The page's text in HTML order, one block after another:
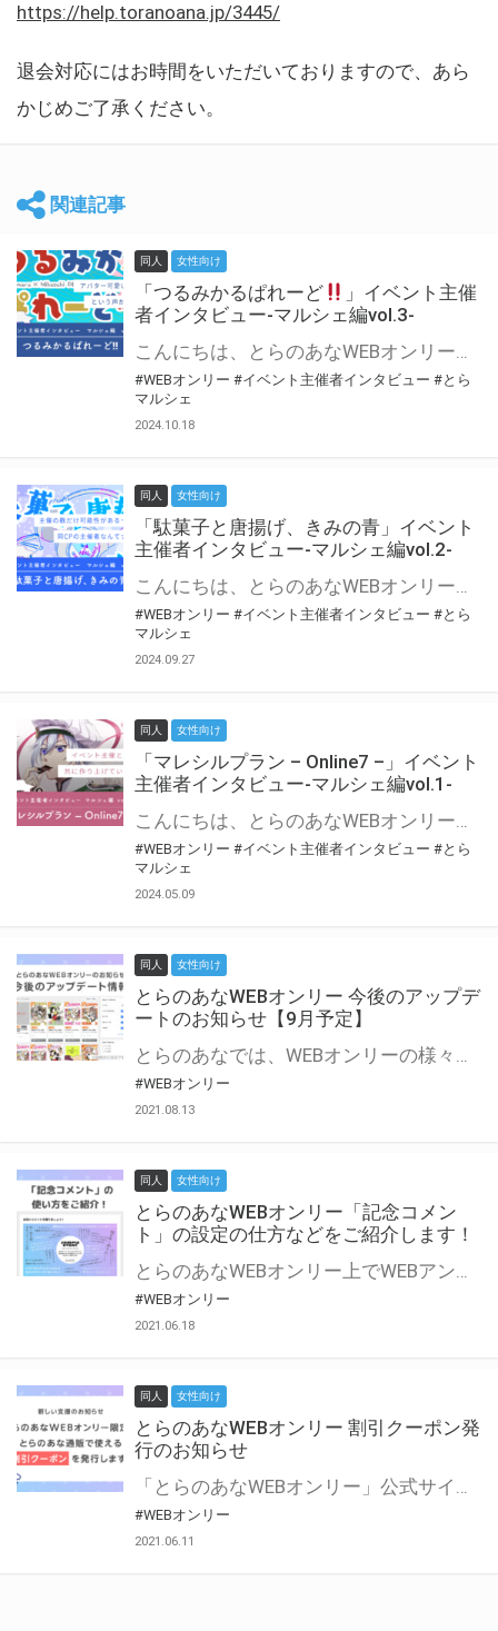
https://help.toranoana.jp/3445/
退会対応にはお時間をいただいておりますので、あら
かじめご了承ください。
関連記事
同人 女性向け
「つるみかるぱれーど
」イベント主催
者インタビュー-マルシェ編vol.3-
こんにちは、とらのあなWEBオンリー運営スタッフです。 新たにお届けする、イベント主催者インタビュー-マルシェ編-は、 とらのあなWEBオンリー「マルシェ」をご利用した主催様に 「マルシェ」を使って開催した感想や心がけをお聞きする企画です。 今回は、WEBオンリー初開催「つるみかるぱれーど
#WEBオンリー #イベント主催者インタビュー #とら
マルシェ
2024.10.18
同人 女性向け
「駄菓子と唐揚げ、きみの青」イベント
主催者インタビュー-マルシェ編vol.2-
こんにちは、とらのあなWEBオンリー運営スタッフです。 新たにお届けする、イベント主催者インタビュー-マルシェ編-は、 とらのあなWEBオンリー「マルシェ」をご利用の主催様に 「マルシェ」を使ってイベントを開催した感想や心がけをお聞きする企画です。 今回は、WEBオンリー初開催「駄菓子と唐揚げ、きみの青」より、 主催のぎこ六屋様にお話を伺いました。 協力：ぎこ六屋様／イベント公式Twitter（@krkgwks） とらのあなWEBオンリー「マルシェ」とは？ WEBオンリーでリアルタイムでコミュニケーションがとれるオンライン会場です。
#WEBオンリー #イベント主催者インタビュー #とら
マルシェ
2024.09.27
同人 女性向け
「マレシルプラン – Online7 –」イベント
主催者インタビュー-マルシェ編vol.1-
こんにちは、とらのあなWEBオンリー運営スタッフです。 新たにお届けする、イベント主催者インタビュー-マルシェ編-は、 とらのあなWEBオンリー「マルシェ」をご利用した主催様に 「マルシェ」を使って開催した感想や心がけをお聞きする企画です。 今回は、WEBオンリー開催7回目迎えた「マレシルプラン – Online7 –」より、 主催の玉川うた様にお話を伺いました。 ▼マレシルプランのインタビュー前回記事 「イベント主催者インタビュー vol.6」はこちら 協力：玉川うた様（マレシルプラン実行委員会 代表）／イベント公式Twitter（@mallesil_plan） とらのあなWEBオンリー「マルシェ」とは？ WEBオンリーでリアルタイムでコミュニケーションがとれるオンライン会場です。
#WEBオンリー #イベント主催者インタビュー #とら
マルシェ
2024.05.09
同人 女性向け
とらのあなWEBオンリー 今後のアップデ
ートのお知らせ【9月予定】
とらのあなでは、WEBオンリーの様々な支援を実施しています。 今回は2021年9月に実装を予定しているアップデート情報についてご紹介いたします。 とらのあなWEBオンリーサイトはこちら
#WEBオンリー
2021.08.13
同人 女性向け
とらのあなWEBオンリー「記念コメン
ト」の設定の仕方などをご紹介します！
とらのあなWEBオンリー上でWEBアンソロジーが作成できる「記念コメント」について、その使い方や作成手順を解説します！ 支援タイプを「サークル参加型」「サークル参加型・マルシェ(イベント会場)機能付き」でお申し込みいただいている主催者様はぜひご活用ください♪ とらのあなWEBオンリーサイトはこちら
#WEBオンリー
2021.06.18
同人 女性向け
とらのあなWEBオンリー 割引クーポン発
行のお知らせ
「とらのあなWEBオンリー」公式サイトでとらのあな通販の「割引クーポン」を配布中！ イベントごとに開催当日限定で使える割引クーポンのシリアルコードを発行します。 とらのあなWEBオンリーのページをチェックして、イベント当日にお得にお買い物を楽しみましょう♪ ※本キャンペーンは予告なく終了する場合がございます。 とらのあなWEBオンリーサイトはこちら
#WEBオンリー
2021.06.11